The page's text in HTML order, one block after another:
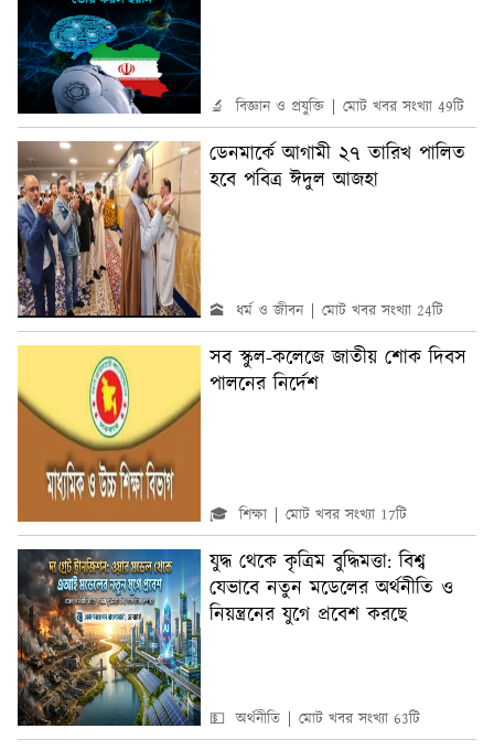
🔬 বিজ্ঞান ও প্রযুক্তি মোট খবর সংখ্যা 49টি
ডেনমার্কে আগামী ২৭ তারিখ পালিত
হবে পবিত্র ঈদুল আজহা
🕋 ধর্ম ও জীবন মোট খবর সংখ্যা 24টি
সব স্কুল-কলেজে জাতীয় শোক দিবস
পালনের নির্দেশ
🎓 শিক্ষা মোট খবর সংখ্যা 17টি
যুদ্ধ থেকে কৃত্রিম বুদ্ধিমত্তা: বিশ্ব
যেভাবে নতুন মডেলের অর্থনীতি ও
নিয়ন্ত্রনের যুগে প্রবেশ করছে
💵 অর্থনীতি মোট খবর সংখ্যা 63টি